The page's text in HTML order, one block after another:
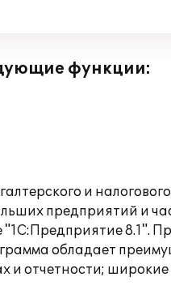
функции:
и
предприятий и
8.1".
обладает
и отчетности;